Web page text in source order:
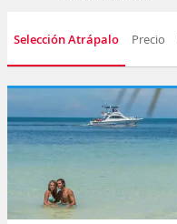
Selección Atrápalo Precio